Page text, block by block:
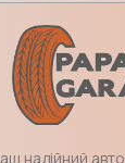
надійний